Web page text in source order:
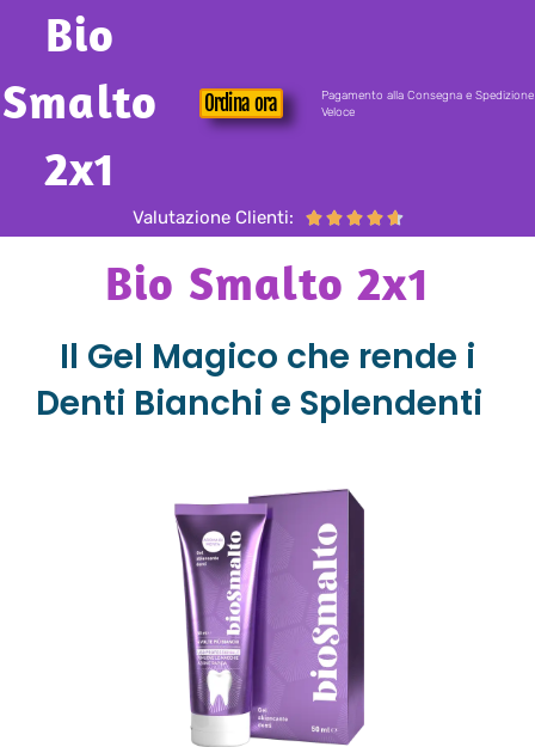
Bio
Smalto
2x1
Ordina ora
Pagamento alla Consegna e Spedizione
Veloce
Valutazione Clienti:     
Bio Smalto 2x1
Il Gel Magico che rende i
Denti Bianchi e Splendenti